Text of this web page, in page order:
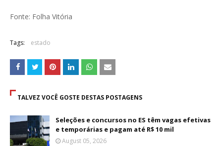
Fonte: Folha Vitória
Tags: estado
TALVEZ VOCÊ GOSTE DESTAS POSTAGENS
Seleções e concursos no ES têm vagas efetivas
e temporárias e pagam até R$ 10 mil
August 05, 2026